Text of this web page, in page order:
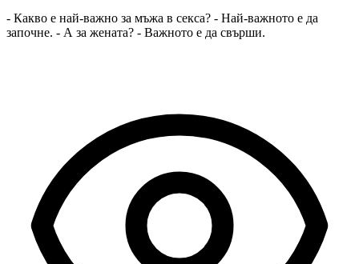
- Какво е най-важно за мъжа в секса? - Най-важното е да
започне. - А за жената? - Важното е да свърши.